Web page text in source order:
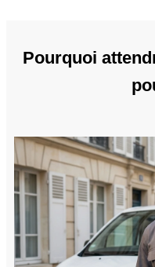
Pourquoi